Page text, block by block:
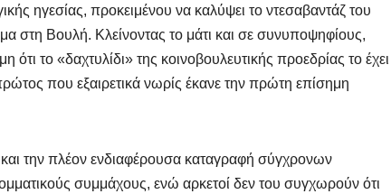
ηγεσίας, προκειμένου να καλύψει το ντεσαβαντάζ του
στη Βουλή. Κλείνοντας το μάτι και σε συνυποψηφίους,
το «δαχτυλίδι» της κοινοβουλευτικής προεδρίας το έχει
που εξαιρετικά νωρίς έκανε την πρώτη επίσημη
την πλέον ενδιαφέρουσα καταγραφή σύγχρονων
συμμάχους, ενώ αρκετοί δεν του συγχωρούν ότι